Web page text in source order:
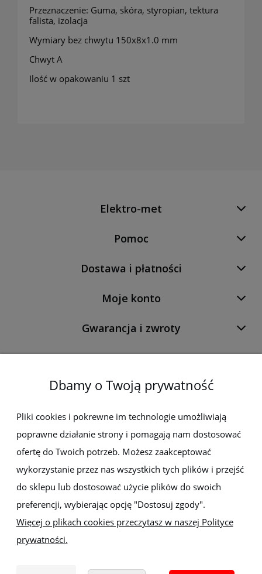
Przeznaczenie: Guma, skóra, styropian, tektura
falista, izolacja
Wymiary bez chwytu 150x8x1.0 mm
Chwyt A
Ilość w opakowaniu 1 szt
Elektro-met
Pomoc
Dostawa i płatności
Moje konto
Gwarancja i zwroty
O firmie
Newsletter
Zapisz się do newslettera, aby być na bieżąco z nowościami i
promocjami
Handlowa 1, 35-103 Rzeszów
Dbamy o Twoją prywatność
Pliki cookies i pokrewne im technologie umożliwiają
poprawne działanie strony i pomagają nam dostosować
ofertę do Twoich potrzeb. Możesz zaakceptować
wykorzystanie przez nas wszystkich tych plików i przejść
do sklepu lub dostosować użycie plików do swoich
preferencji, wybierając opcję "Dostosuj zgody".
Więcej o plikach cookies przeczytasz w naszej Polityce
prywatności.